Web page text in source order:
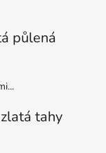
půlená
tahy